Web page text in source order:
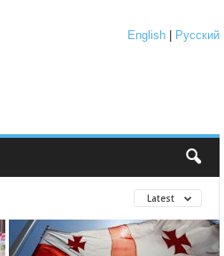
English| Русский
Latest